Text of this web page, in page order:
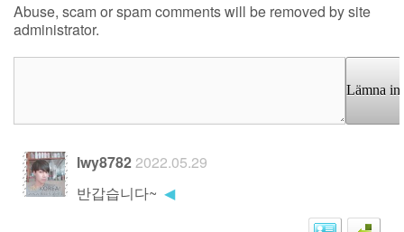
Abuse, scam or spam comments will be removed by site
administrator.
Lämna in
lwy87822022.05.29
반갑습니다~ ◀